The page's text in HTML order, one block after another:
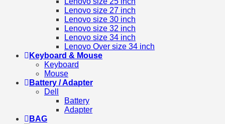
Lenovo size 27 inch
Lenovo size 30 inch
Lenovo size 32 inch
Lenovo size 34 inch
Lenovo Over size 34 inch
Keyboard & Mouse
Keyboard
Mouse
Battery / Adapter
Dell
Battery
Adapter
BAG